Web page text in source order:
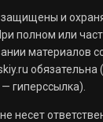
и
полном или
материалов
обязательна
гиперссылка).
несет